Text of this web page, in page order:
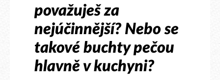
považuješ za
nejúčinnější? Nebo se
takové buchty pečou
hlavně v kuchyni?